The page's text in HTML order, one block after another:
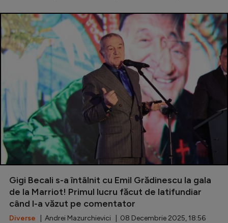
Auto
Rugby
Ciclism
Alte sporturi
JO 2024
Intră în cont
Creează cont
Gigi Becali s-a întâlnit cu Emil Grădinescu la gala
de la Marriot! Primul lucru făcut de latifundiar
când l-a văzut pe comentator
Diverse | Andrei Mazurchievici | 08 Decembrie 2025, 18:56